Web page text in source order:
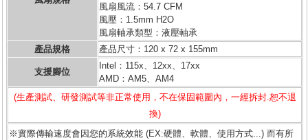
風扇風流：54.7 CFM
風壓：1.5mm H2O
風扇軸承類型：液壓軸承
產品規格
產品尺寸：120 x 72 x 155mm
支援腳位
Intel：115x、12xx、17xx
AMD：AM5、AM4
(生產測試、研發測試等非正常使用，不在保固範圍內，一經拆封.恕不退
換)
※實際傳輸速度會因您的系統效能 (EX:硬體、軟體、使用方式...) 而有所